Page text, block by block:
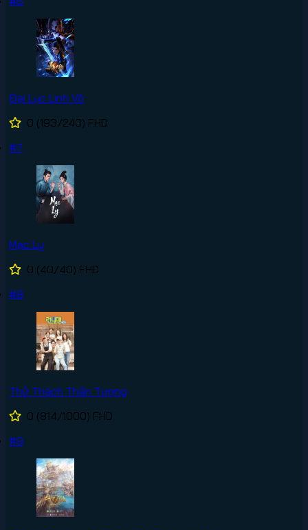
Đại Lục Linh Võ
0 (193/240) FHD
#7
Mạc Ly
0 (40/40) FHD
#8
Thử Thách Thần Tượng
0 (814/1000) FHD
#9